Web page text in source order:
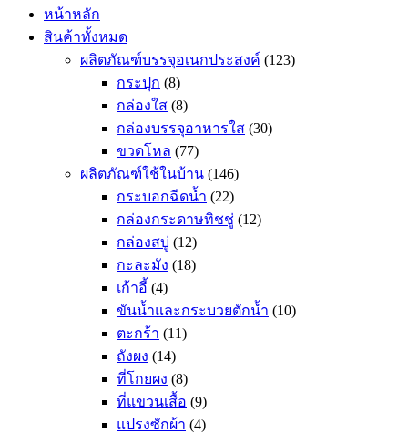
หน้าหลัก
สินค้าทั้งหมด
ผลิตภัณฑ์บรรจุอเนกประสงค์ (123)
กระปุก (8)
กล่องใส (8)
กล่องบรรจุอาหารใส (30)
ขวดโหล (77)
ผลิตภัณฑ์ใช้ในบ้าน (146)
กระบอกฉีดน้ำ (22)
กล่องกระดาษทิชชู่ (12)
กล่องสบู่ (12)
กะละมัง (18)
เก้าอี้ (4)
ขันน้ำและกระบวยตักน้ำ (10)
ตะกร้า (11)
ถังผง (14)
ที่โกยผง (8)
ที่แขวนเสื้อ (9)
แปรงซักผ้า (4)